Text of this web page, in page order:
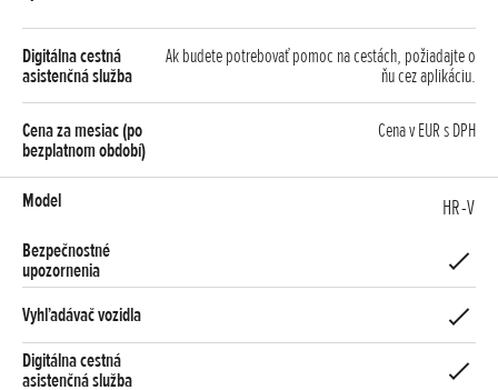
Ak budete potrebovať pomoc na cestách, požiadajte o
ňu cez aplikáciu.
Cena v EUR s DPH
HR-V